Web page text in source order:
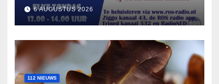
6 AUGUSTUS 2026
112 NIEUWS